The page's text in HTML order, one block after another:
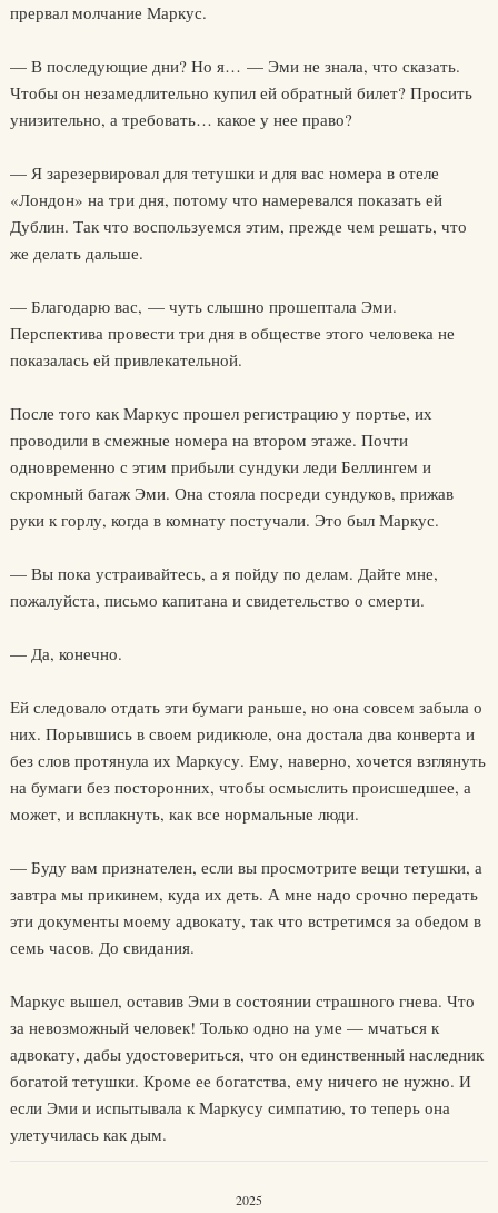
прервал молчание Маркус.
— В последующие дни? Но я… — Эми не знала, что сказать.
Чтобы он незамедлительно купил ей обратный билет? Просить
унизительно, а требовать… какое у нее право?
— Я зарезервировал для тетушки и для вас номера в отеле
«Лондон» на три дня, потому что намеревался показать ей
Дублин. Так что воспользуемся этим, прежде чем решать, что
же делать дальше.
— Благодарю вас, — чуть слышно прошептала Эми.
Перспектива провести три дня в обществе этого человека не
показалась ей привлекательной.
После того как Маркус прошел регистрацию у портье, их
проводили в смежные номера на втором этаже. Почти
одновременно с этим прибыли сундуки леди Беллингем и
скромный багаж Эми. Она стояла посреди сундуков, прижав
руки к горлу, когда в комнату постучали. Это был Маркус.
— Вы пока устраивайтесь, а я пойду по делам. Дайте мне,
пожалуйста, письмо капитана и свидетельство о смерти.
— Да, конечно.
Ей следовало отдать эти бумаги раньше, но она совсем забыла о
них. Порывшись в своем ридикюле, она достала два конверта и
без слов протянула их Маркусу. Ему, наверно, хочется взглянуть
на бумаги без посторонних, чтобы осмыслить происшедшее, а
может, и всплакнуть, как все нормальные люди.
— Буду вам признателен, если вы просмотрите вещи тетушки, а
завтра мы прикинем, куда их деть. А мне надо срочно передать
эти документы моему адвокату, так что встретимся за обедом в
семь часов. До свидания.
Маркус вышел, оставив Эми в состоянии страшного гнева. Что
за невозможный человек! Только одно на уме — мчаться к
адвокату, дабы удостовериться, что он единственный наследник
богатой тетушки. Кроме ее богатства, ему ничего не нужно. И
если Эми и испытывала к Маркусу симпатию, то теперь она
улетучилась как дым.
2025